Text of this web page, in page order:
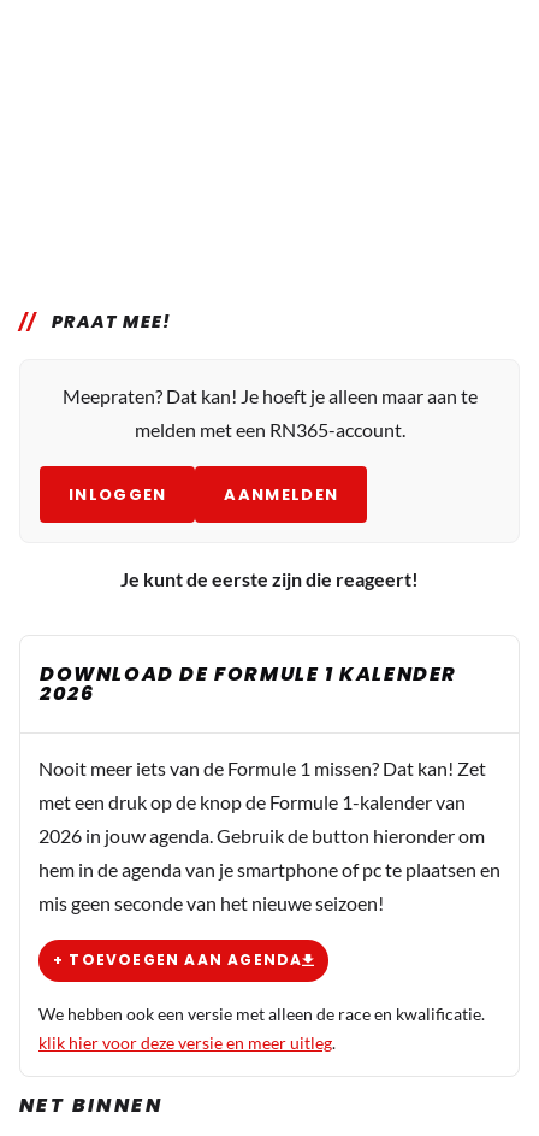
PRAAT MEE!
Meepraten? Dat kan! Je hoeft je alleen maar aan te
melden met een RN365-account.
INLOGGEN AANMELDEN
Je kunt de eerste zijn die reageert!
DOWNLOAD DE FORMULE 1 KALENDER
2026
Nooit meer iets van de Formule 1 missen? Dat kan! Zet
met een druk op de knop de Formule 1-kalender van
2026 in jouw agenda. Gebruik de button hieronder om
hem in de agenda van je smartphone of pc te plaatsen en
mis geen seconde van het nieuwe seizoen!
+ TOEVOEGEN AAN AGENDA
We hebben ook een versie met alleen de race en kwalificatie.
klik hier voor deze versie en meer uitleg.
NET BINNEN